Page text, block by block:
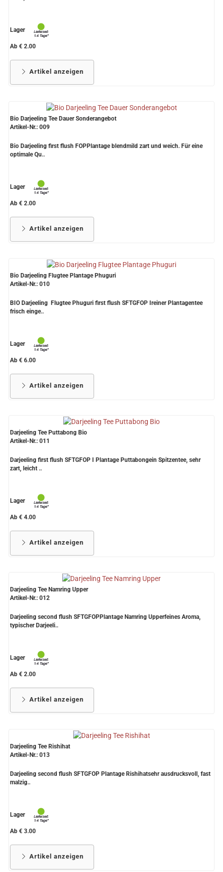
Lager
Ab € 2.00
Artikel anzeigen
Bio Darjeeling Tee Dauer Sonderangebot
Artikel-Nr.: 009
Bio Darjeeling first flush FOPPlantage blendmild zart und weich. Für eine
optimale Qu..
Lager
Ab € 2.00
Artikel anzeigen
Bio Darjeeling Flugtee Plantage Phuguri
Artikel-Nr.: 010
BIO Darjeeling Flugtee Phuguri first flush SFTGFOP Ireiner Plantagentee
frisch einge..
Lager
Ab € 6.00
Artikel anzeigen
Darjeeling Tee Puttabong Bio
Artikel-Nr.: 011
Darjeeling first flush SFTGFOP I Plantage Puttabongein Spitzentee, sehr
zart, leicht ..
Lager
Ab € 4.00
Artikel anzeigen
Darjeeling Tee Namring Upper
Artikel-Nr.: 012
Darjeeling second flush SFTGFOPPlantage Namring Upperfeines Aroma,
typischer Darjeeli..
Lager
Ab € 2.00
Artikel anzeigen
Darjeeling Tee Rishihat
Artikel-Nr.: 013
Darjeeling second flush SFTGFOP Plantage Rishihatsehr ausdrucksvoll, fast
malzig..
Lager
Ab € 3.00
Artikel anzeigen